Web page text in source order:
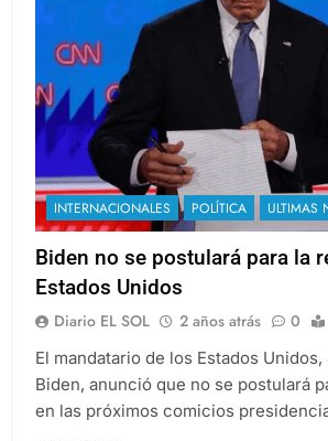
INTERNACIONALES POLÍTICA ULTIMAS
Biden no se postulará para la
Estados Unidos
Diario EL SOL 2 años atrás 0
El mandatario de los Estados
Biden, anunció que no se postulará
en las próximos comicios